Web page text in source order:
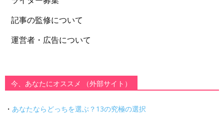
記事の監修について
運営者・広告について
今、あなたにオススメ （外部サイト）
・ あなたならどっちを選ぶ？13の究極の選択